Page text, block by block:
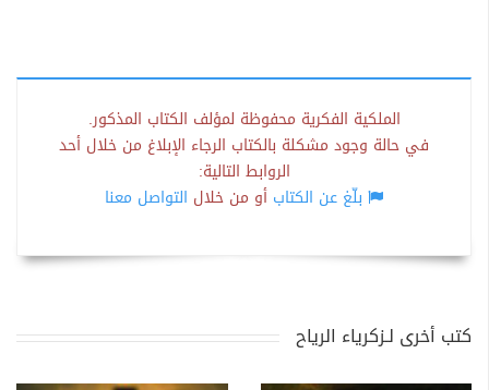
الملكية الفكرية محفوظة لمؤلف الكتاب المذكور.
في حالة وجود مشكلة بالكتاب الرجاء الإبلاغ من خلال أحد
الروابط التالية:
بلّغ عن الكتاب أو من خلال التواصل معنا
كتب أخرى لـزكرياء الرياح